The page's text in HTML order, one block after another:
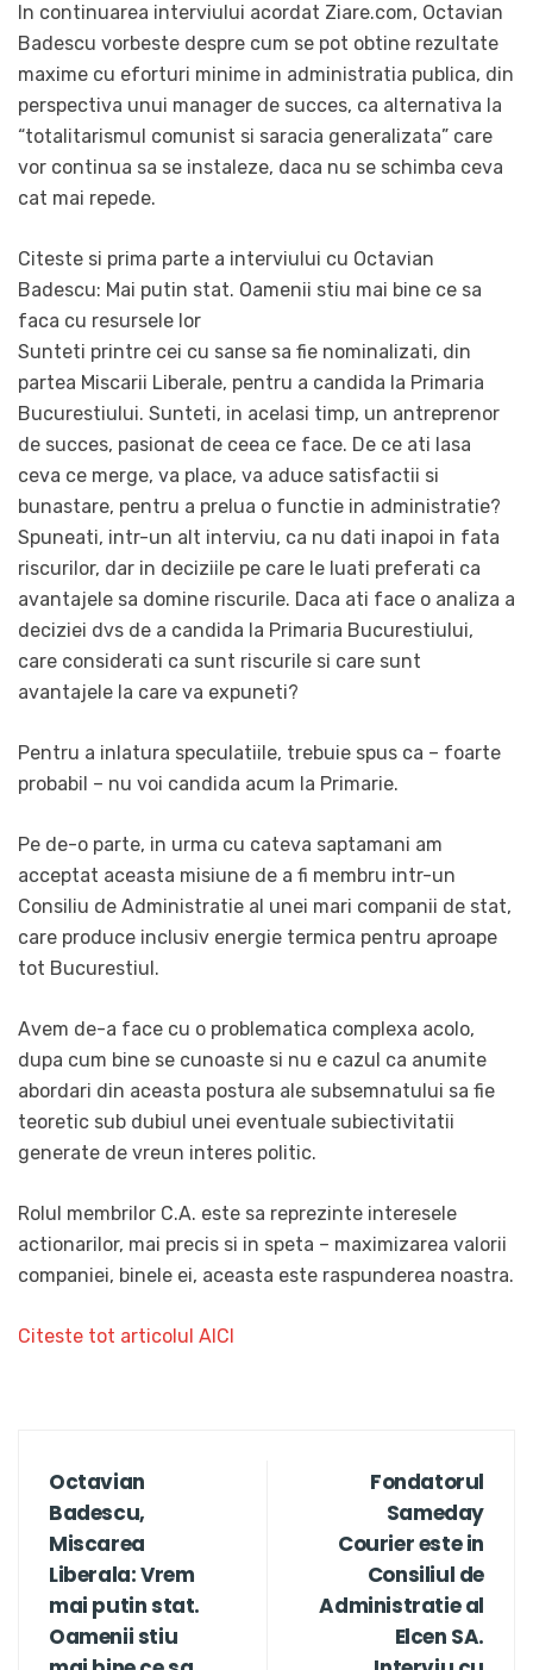
In continuarea interviului acordat Ziare.com, Octavian
Badescu vorbeste despre cum se pot obtine rezultate
maxime cu eforturi minime in administratia publica, din
perspectiva unui manager de succes, ca alternativa la
“totalitarismul comunist si saracia generalizata” care
vor continua sa se instaleze, daca nu se schimba ceva
cat mai repede.
Citeste si prima parte a interviului cu Octavian
Badescu: Mai putin stat. Oamenii stiu mai bine ce sa
faca cu resursele lor
Sunteti printre cei cu sanse sa fie nominalizati, din
partea Miscarii Liberale, pentru a candida la Primaria
Bucurestiului. Sunteti, in acelasi timp, un antreprenor
de succes, pasionat de ceea ce face. De ce ati lasa
ceva ce merge, va place, va aduce satisfactii si
bunastare, pentru a prelua o functie in administratie?
Spuneati, intr-un alt interviu, ca nu dati inapoi in fata
riscurilor, dar in deciziile pe care le luati preferati ca
avantajele sa domine riscurile. Daca ati face o analiza a
deciziei dvs de a candida la Primaria Bucurestiului,
care considerati ca sunt riscurile si care sunt
avantajele la care va expuneti?
Pentru a inlatura speculatiile, trebuie spus ca – foarte
probabil – nu voi candida acum la Primarie.
Pe de-o parte, in urma cu cateva saptamani am
acceptat aceasta misiune de a fi membru intr-un
Consiliu de Administratie al unei mari companii de stat,
care produce inclusiv energie termica pentru aproape
tot Bucurestiul.
Avem de-a face cu o problematica complexa acolo,
dupa cum bine se cunoaste si nu e cazul ca anumite
abordari din aceasta postura ale subsemnatului sa fie
teoretic sub dubiul unei eventuale subiectivitatii
generate de vreun interes politic.
Rolul membrilor C.A. este sa reprezinte interesele
actionarilor, mai precis si in speta – maximizarea valorii
companiei, binele ei, aceasta este raspunderea noastra.
Citeste tot articolul AICI
Octavian
Badescu,
Miscarea
Liberala: Vrem
mai putin stat.
Oamenii stiu
Fondatorul
Sameday
Courier este in
Consiliul de
Administratie al
Elcen SA.